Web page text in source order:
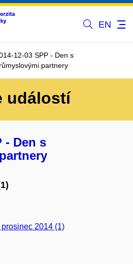
EN
12-03 SPP - Den s
partnery
událostí
- Den s